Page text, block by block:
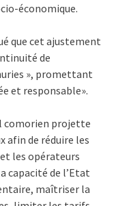
économique.
que cet ajustement
de
», promettant
et responsable».
comorien projette
afin de réduire les
les opérateurs
capacité de l’Etat
maîtriser la